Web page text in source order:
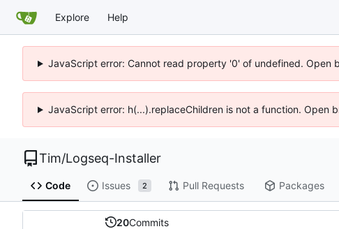
Explore Help
JavaScript error: Cannot read property '0' of undefined. Open
JavaScript error: h(...).replaceChildren is not a function. Open
Tim/Logseq-Installer
Code Issues 2 Pull Requests Packages
20Commits